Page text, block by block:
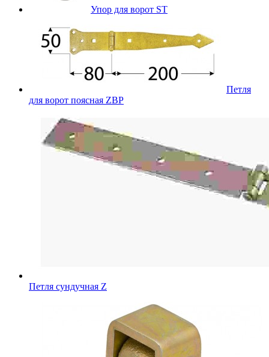
Упор для ворот ST
Петля
для ворот поясная ZBP
Петля сундучная Z